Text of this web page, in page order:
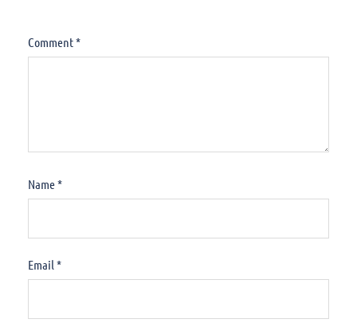
Comment*
Name*
Email *